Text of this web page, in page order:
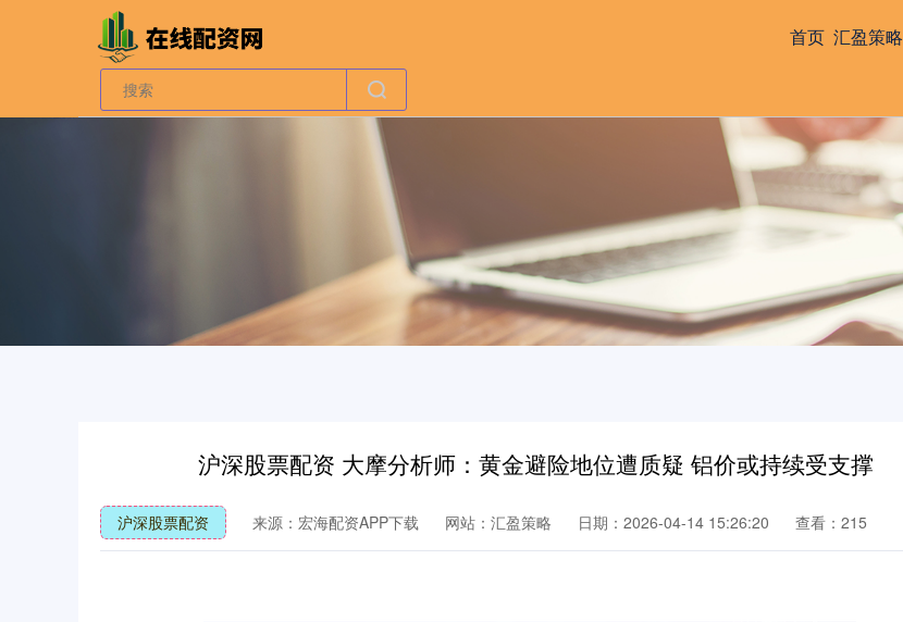
首页 汇盈策略
沪深股票配资 大摩分析师：黄金避险地位遭质疑 铝价或持续受支撑
沪深股票配资 来源：宏海配资APP下载 网站：汇盈策略 日期：2026-04-14 15:26:20 查看：215